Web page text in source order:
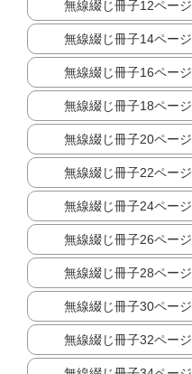
無線綴じ冊子12ページ
無線綴じ冊子14ページ
無線綴じ冊子16ページ
無線綴じ冊子18ページ
無線綴じ冊子20ページ
無線綴じ冊子22ページ
無線綴じ冊子24ページ
無線綴じ冊子26ページ
無線綴じ冊子28ページ
無線綴じ冊子30ページ
無線綴じ冊子32ページ